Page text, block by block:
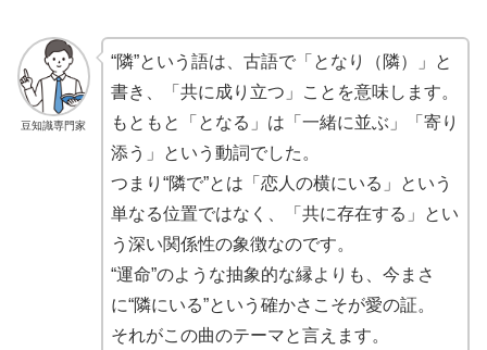
豆知識専門家
“隣”という語は、古語で「となり（隣）」と
書き、「共に成り立つ」ことを意味します。
もともと「となる」は「一緒に並ぶ」「寄り
添う」という動詞でした。
つまり“隣で”とは「恋人の横にいる」という
単なる位置ではなく、「共に存在する」とい
う深い関係性の象徴なのです。
“運命”のような抽象的な縁よりも、今まさ
に“隣にいる”という確かさこそが愛の証。
それがこの曲のテーマと言えます。